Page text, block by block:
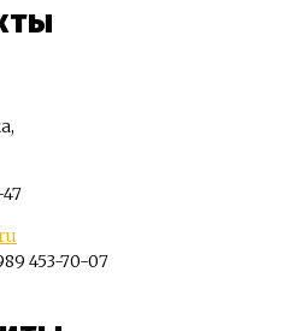
453-70-07